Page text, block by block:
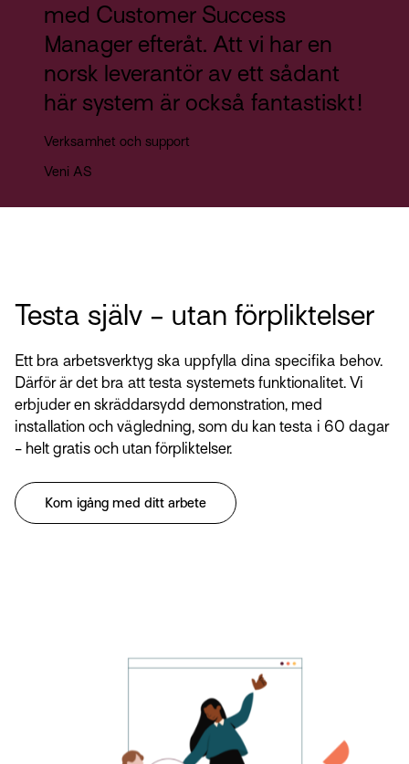
med Customer Success
Manager efteråt. Att vi har en
norsk leverantör av ett sådant
här system är också fantastiskt!
Verksamhet och support
Veni AS
Testa själv - utan förpliktelser
Ett bra arbetsverktyg ska uppfylla dina specifika behov.
Därför är det bra att testa systemets funktionalitet. Vi
erbjuder en skräddarsydd demonstration, med
installation och vägledning, som du kan testa i 60 dagar
- helt gratis och utan förpliktelser.
Kom igång med ditt arbete